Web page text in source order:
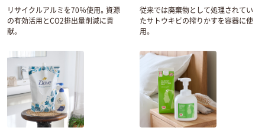
リサイクルアルミを70％使用。資源
の有効活用とCO2排出量削減に貢
献。
従来では廃棄物として処理されてい
たサトウキビの搾りかすを容器に使
用。